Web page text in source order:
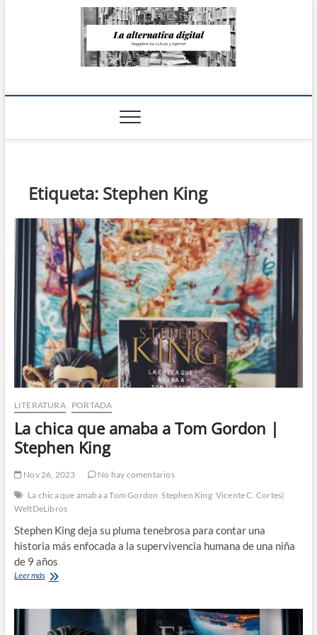
La Alternativa
Etiqueta: Stephen King
LITERATURA PORTADA
La chica que amaba a Tom Gordon |
Stephen King
Nov 26, 2023
No hay comentarios
La chica que amaba a Tom Gordon Stephen King Vicente C. Cortes|
WeltDeLibros
Stephen King deja su pluma tenebrosa para contar una
historia más enfocada a la supervivencia humana de una niña
de 9 años
Leer másLa
amaba